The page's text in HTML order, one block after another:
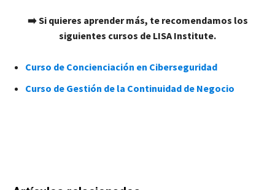
➡️ Si quieres aprender más, te recomendamos los
siguientes cursos de LISA Institute.
Curso de Concienciación en Ciberseguridad
Curso de Gestión de la Continuidad de Negocio